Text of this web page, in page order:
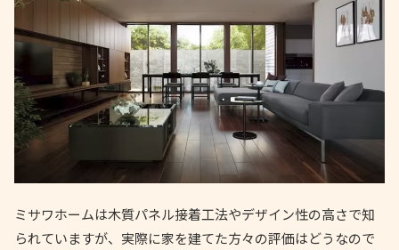
ミサワホームは木質パネル接着工法やデザイン性の高さで知
られていますが、実際に家を建てた方々の評価はどうなので